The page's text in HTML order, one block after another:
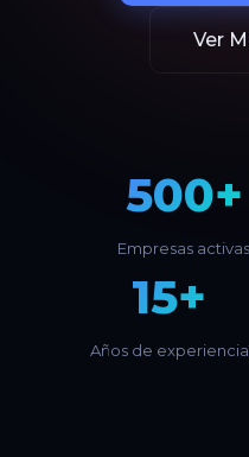
Ver
500+
Empresas activas
15+
Años de experiencia